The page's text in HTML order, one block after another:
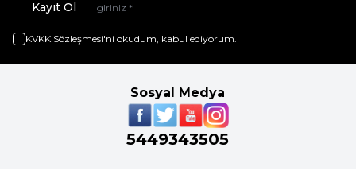
Kayıt Ol
KVKK Sözleşmesi'ni okudum, kabul ediyorum.
Sosyal Medya
5449343505